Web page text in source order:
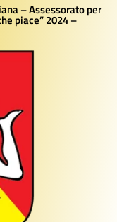
– Assessorato per
piace” 2024 –